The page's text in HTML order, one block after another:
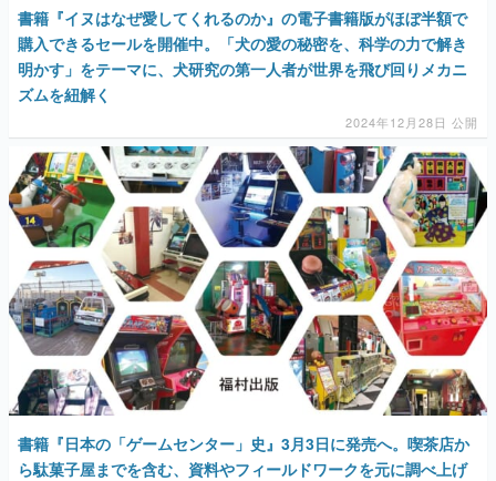
アプリレビュー
その他
電ファミニコゲーマーとは？
運営：株式会社マレ
書籍『イヌはなぜ愛してくれるのか』の電子書籍版がほぼ半額で
購入できるセールを開催中。「犬の愛の秘密を、科学の力で解き
明かす」をテーマに、犬研究の第一人者が世界を飛び回りメカニ
ズムを紐解く
2024年12月28日 公開
書籍『日本の「ゲームセンター」史』3月3日に発売へ。喫茶店か
ら駄菓子屋までを含む、資料やフィールドワークを元に調べ上げ